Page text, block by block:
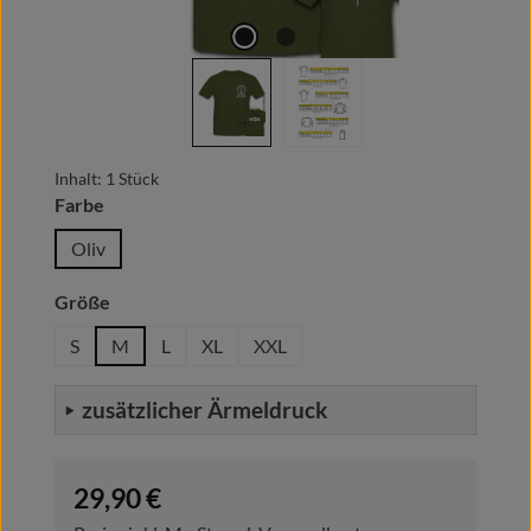
Inhalt: 1 Stück
Farbe
Oliv
Größe
S
M L XL XXL
zusätzlicher Ärmeldruck
Regulärer Preis:
29,90 €